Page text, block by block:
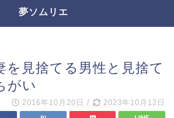
夢ソムリエ
を見捨てる男性と見捨て
がい
2016年10月20日 / 2023年10月12日